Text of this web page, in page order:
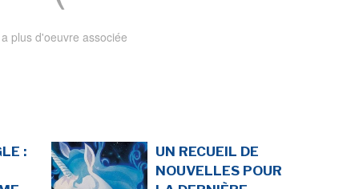
plus d'oeuvre associée
:
UN RECUEIL DE
NOUVELLES POUR